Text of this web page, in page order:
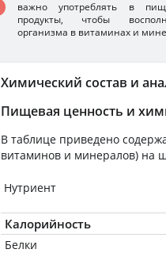
Химический состав и
Пищевая ценность и
В таблице приведено
витаминов и минералов) на
Нутриент
Калорийность
Белки
важно употреблять в
продукты, чтобы
организма в витаминах и